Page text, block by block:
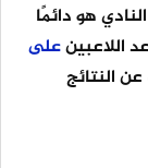
هو دائمًا
اللاعبينعلى
النتائج